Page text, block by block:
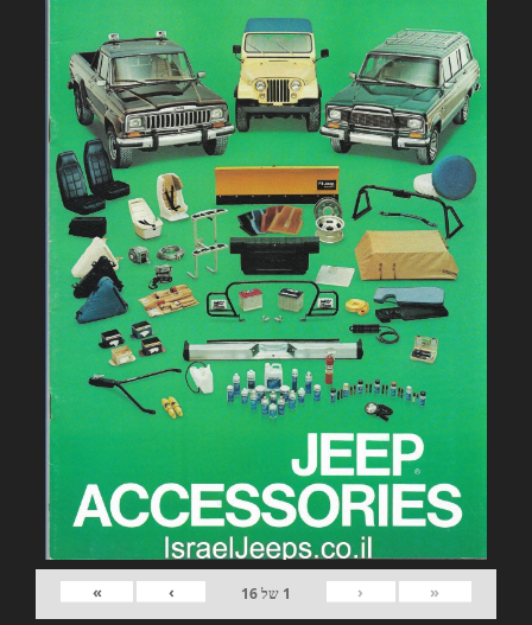
«
‹
1 של16
›
»